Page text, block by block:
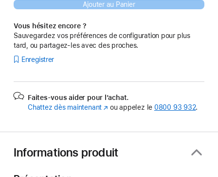
Ajouter au Panier
Vous hésitez encore ?
Sauvegardez vos préférences de configuration pour plus
tard, ou partagez-les avec des proches.
Enregistrer
Faites-vous aider pour l’achat.
Chattez dès maintenant (s’ouvre
ou appelez le 0800 93 932.
Informations produit